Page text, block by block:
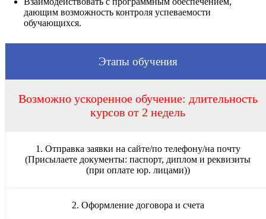
дающим возможность контроля успеваемости
обучающихся.
Этапы обучения
Возможно ускоренное обучение: длительность
курсов от 2 недель
1. Отправка заявки на сайте/по телефону/на почту
(Присылаете документы: паспорт, диплом и реквизиты
(при оплате юр. лицами))
2. Оформление договора и счета